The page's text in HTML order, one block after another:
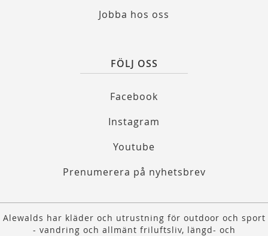
Jobba hos oss
FÖLJ OSS
Facebook
Instagram
Youtube
Prenumerera på nyhetsbrev
Alewalds har kläder och utrustning för outdoor och sport
- vandring och allmänt friluftsliv, längd- och